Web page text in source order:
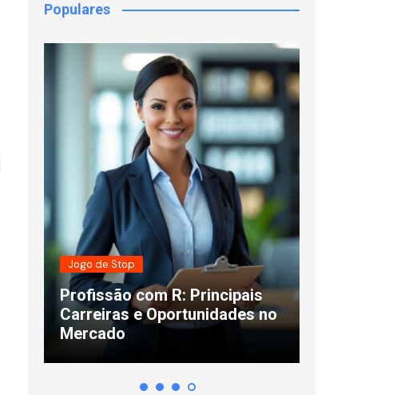
Populares
Jogo de Stop
Profissão com R: Principais
Carreiras e Oportunidades no
Mercado